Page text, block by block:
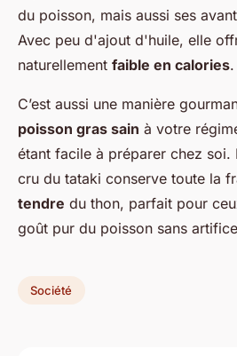
du poisson, mais aussi ses
Avec peu d'ajout d'huile, elle
naturellement faible en calories.
C’est aussi une manière
poisson gras sain à votre
étant facile à préparer chez soi.
cru du tataki conserve toute la
tendre du thon, parfait pour
goût pur du poisson sans
Société